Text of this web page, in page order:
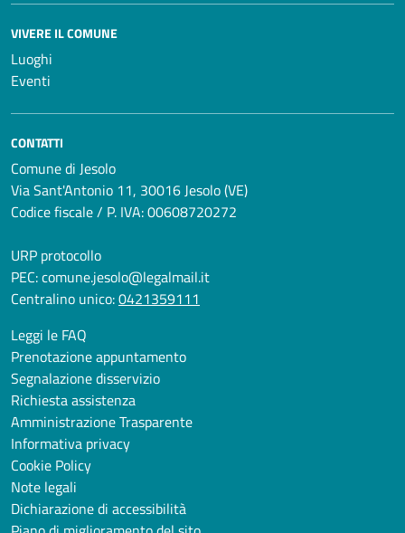
VIVERE IL COMUNE
Luoghi
Eventi
CONTATTI
Comune di Jesolo
Via Sant'Antonio 11, 30016 Jesolo (VE)
Codice fiscale / P. IVA: 00608720272
URP protocollo
PEC:comune.jesolo@legalmail.it
Centralino unico:0421359111
Leggi le FAQ
Prenotazione appuntamento
Segnalazione disservizio
Richiesta assistenza
Amministrazione Trasparente
Informativa privacy
Cookie Policy
Note legali
Dichiarazione di accessibilità